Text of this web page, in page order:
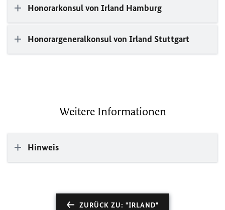
Honorarkonsul von Irland Hamburg
Honorargeneralkonsul von Irland Stuttgart
Weitere Informationen
Hinweis
ZURÜCK ZU: "IRLAND"